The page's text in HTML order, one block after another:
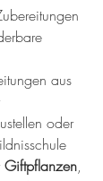
aus
oder
Giftpflanzen,